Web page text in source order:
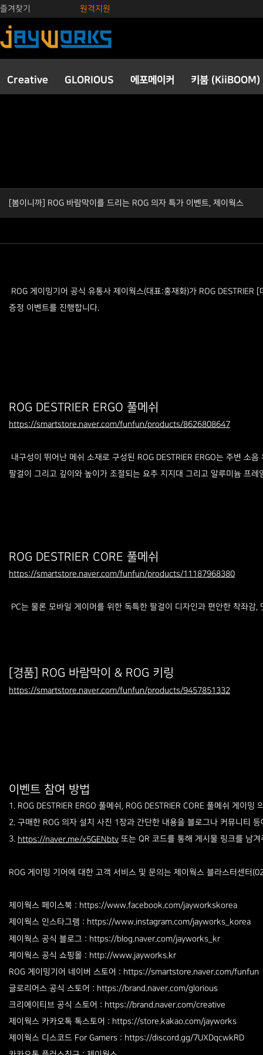
즐겨찾기 원격지원
Creative GLORIOUS 에포메이커 키붐 (KiiBOOM)
[봄이니까] ROG 바람막이를 드리는 ROG 의자 특가 이벤트, 제이웍스
ROG 게이밍기어 공식 유통사 제이웍스(대표:홍재화)가 ROG
증정 이벤트를 진행합니다.
ROG DESTRIER ERGO 풀메쉬
https://smartstore.naver.com/funfun/products/8626808647
내구성이 뛰어난 메쉬 소재로 구성된 ROG DESTRIER ERGO는 주변 소
팔걸이 그리고 깊이와 높이가 조절되는 요추 지지대 그리고 알루미늄 프
ROG DESTRIER CORE 풀메쉬
https://smartstore.naver.com/funfun/products/11187968380
PC는 물론 모바일 게이머를 위한 독특한 팔걸이 디자인과 편안한 착좌
[경품] ROG 바람막이 & ROG 키링
https://smartstore.naver.com/funfun/products/9457851332
이벤트 참여 방법
1. ROG DESTRIER ERGO 풀메쉬, ROG DESTRIER CORE 풀메쉬 게이밍
2. 구매한 ROG 의자 설치 사진 1장과 간단한 내용을 블로그나 커뮤니티 등
3. https://naver.me/x5GENbtv 또는 QR 코드를 통해 게시물 링크를 남겨
ROG 게이밍 기어에 대한 고객 서비스 및 문의는 제이웍스 블라스터센터
제이웍스 페이스북 : https://www.facebook.com/jayworkskorea
제이웍스 인스타그램 : https://www.instagram.com/jayworks_korea
제이웍스 공식 블로그 : https://blog.naver.com/jayworks_kr
제이웍스 공식 쇼핑몰 : http://www.jayworks.kr
ROG 게이밍기어 네이버 스토어 : https://smartstore.naver.com/funfun
글로리어스 공식 스토어 : https://brand.naver.com/glorious
크리에이티브 공식 스토어 : https://brand.naver.com/creative
제이웍스 카카오톡 톡스토어 : https://store.kakao.com/jayworks
제이웍스 디스코드 For Gamers : https://discord.gg/7UXDqcwkRD